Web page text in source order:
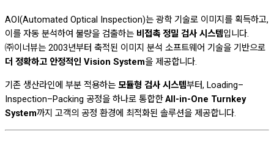
AOI(Automated Optical Inspection)는 광학 기술로 이미지를 획득하고,
이를 자동 분석하여 불량을 검출하는 비접촉 정밀 검사 시스템입니다.
㈜이너뷰는 2003년부터 축적된 이미지 분석 소프트웨어 기술을 기반으로
더 정확하고 안정적인 Vision System을 제공합니다.
기존 생산라인에 부분 적용하는 모듈형 검사 시스템부터, Loading–
Inspection–Packing 공정을 하나로 통합한All-in-One Turnkey
System까지 고객의 공정 환경에 최적화된 솔루션을 제공합니다.